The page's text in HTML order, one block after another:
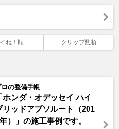
ね！順 クリップ数順
ロの整備手帳
ホンダ・オデッセイ ハイ
リッドアブソルート（201
）」の施工事例です。